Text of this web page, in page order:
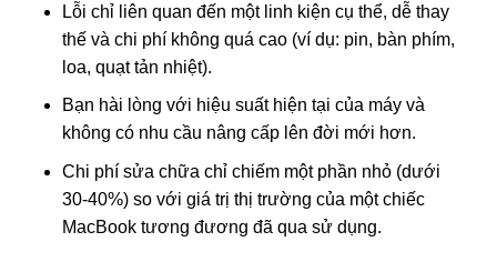
Lỗi chỉ liên quan đến một linh kiện cụ thể, dễ thay
thế và chi phí không quá cao (ví dụ: pin, bàn phím,
loa, quạt tản nhiệt).
Bạn hài lòng với hiệu suất hiện tại của máy và
không có nhu cầu nâng cấp lên đời mới hơn.
Chi phí sửa chữa chỉ chiếm một phần nhỏ (dưới
30-40%) so với giá trị thị trường của một chiếc
MacBook tương đương đã qua sử dụng.